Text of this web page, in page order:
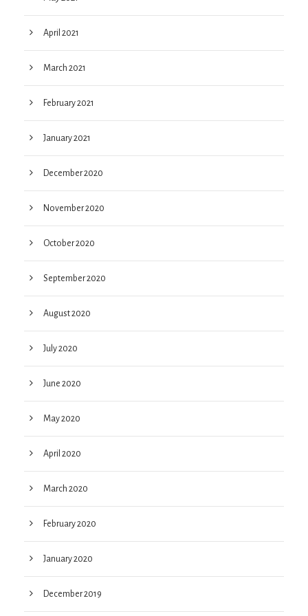
April 2021
March 2021
February 2021
January 2021
December 2020
November 2020
October 2020
September 2020
August 2020
July 2020
June 2020
May 2020
April 2020
March 2020
February 2020
January 2020
December 2019